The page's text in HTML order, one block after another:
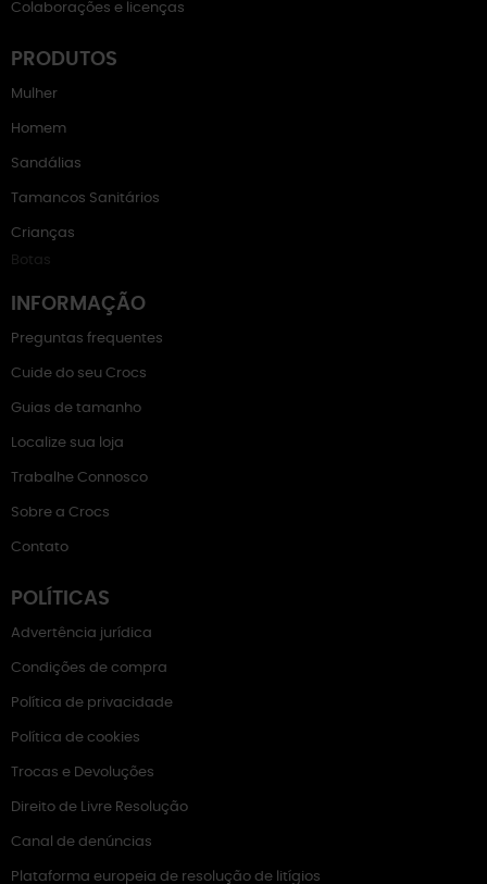
Colaborações e licenças
PRODUTOS
Mulher
Homem
Sandálias
Tamancos Sanitários
Crianças
Botas
INFORMAÇÃO
Preguntas frequentes
Cuide do seu Crocs
Guias de tamanho
Localize sua loja
Trabalhe Connosco
Sobre a Crocs
Contato
POLÍTICAS
Advertência jurídica
Condições de compra
Política de privacidade
Política de cookies
Trocas e Devoluções
Direito de Livre Resolução
Canal de denúncias
Plataforma europeia de resolução de litígios